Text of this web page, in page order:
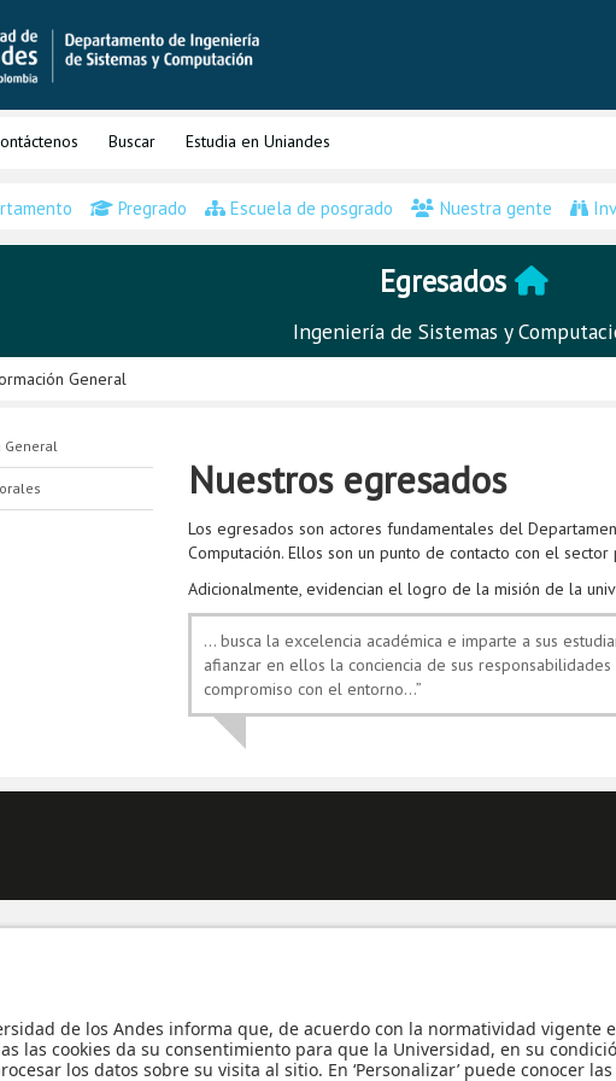
Buscar Estudia en Uniandes
Pregrado Escuela de posgrado Nuestra gente
Egresados
Ingeniería de Sistemas y
General
Nuestros egresados
Los egresados son actores fundamentales del
Computación. Ellos son un punto de contacto con el
Adicionalmente, evidencian el logro de la misión de la
… busca la excelencia académica e imparte a sus
afianzar en ellos la conciencia de sus responsabilidades
compromiso con el entorno…”